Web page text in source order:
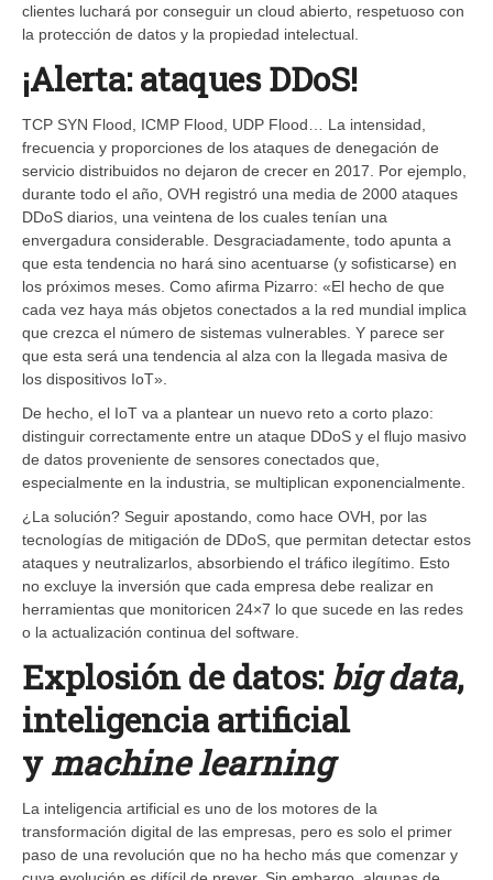
clientes luchará por conseguir un cloud abierto, respetuoso con
la protección de datos y la propiedad intelectual.
¡Alerta: ataques DDoS!
TCP SYN Flood, ICMP Flood, UDP Flood… La intensidad,
frecuencia y proporciones de los ataques de denegación de
servicio distribuidos no dejaron de crecer en 2017. Por ejemplo,
durante todo el año, OVH registró una media de 2000 ataques
DDoS diarios, una veintena de los cuales tenían una
envergadura considerable. Desgraciadamente, todo apunta a
que esta tendencia no hará sino acentuarse (y sofisticarse) en
los próximos meses. Como afirma Pizarro: «El hecho de que
cada vez haya más objetos conectados a la red mundial implica
que crezca el número de sistemas vulnerables. Y parece ser
que esta será una tendencia al alza con la llegada masiva de
los dispositivos IoT».
De hecho, el IoT va a plantear un nuevo reto a corto plazo:
distinguir correctamente entre un ataque DDoS y el flujo masivo
de datos proveniente de sensores conectados que,
especialmente en la industria, se multiplican exponencialmente.
¿La solución? Seguir apostando, como hace OVH, por las
tecnologías de mitigación de DDoS, que permitan detectar estos
ataques y neutralizarlos, absorbiendo el tráfico ilegítimo. Esto
no excluye la inversión que cada empresa debe realizar en
herramientas que monitoricen 24×7 lo que sucede en las redes
o la actualización continua del software.
Explosión de datos: big data,
inteligencia artificial
ymachine learning
La inteligencia artificial es uno de los motores de la
transformación digital de las empresas, pero es solo el primer
paso de una revolución que no ha hecho más que comenzar y